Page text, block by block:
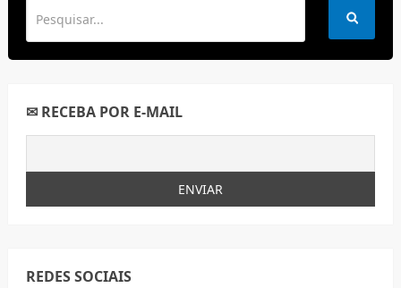
✉ RECEBA POR E-MAIL
REDES SOCIAIS